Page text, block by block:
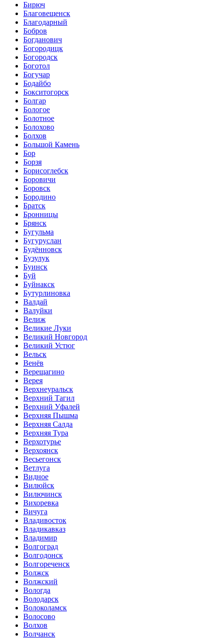
Бирюч
Благовещенск
Благодарный
Бобров
Богданович
Богородицк
Богородск
Боготол
Богучар
Бодайбо
Бокситогорск
Болгар
Бологое
Болотное
Болохово
Болхов
Большой Камень
Бор
Борзя
Борисоглебск
Боровичи
Боровск
Бородино
Братск
Бронницы
Брянск
Бугульма
Бугуруслан
Будённовск
Бузулук
Буинск
Буй
Буйнакск
Бутурлиновка
Валдай
Валуйки
Велиж
Великие Луки
Великий Новгород
Великий Устюг
Вельск
Венёв
Верещагино
Верея
Верхнеуральск
Верхний Тагил
Верхний Уфалей
Верхняя Пышма
Верхняя Салда
Верхняя Тура
Верхотурье
Верхоянск
Весьегонск
Ветлуга
Видное
Вилюйск
Вилючинск
Вихоревка
Вичуга
Владивосток
Владикавказ
Владимир
Волгоград
Волгодонск
Волгореченск
Волжск
Волжский
Вологда
Володарск
Волоколамск
Волосово
Волхов
Волчанск